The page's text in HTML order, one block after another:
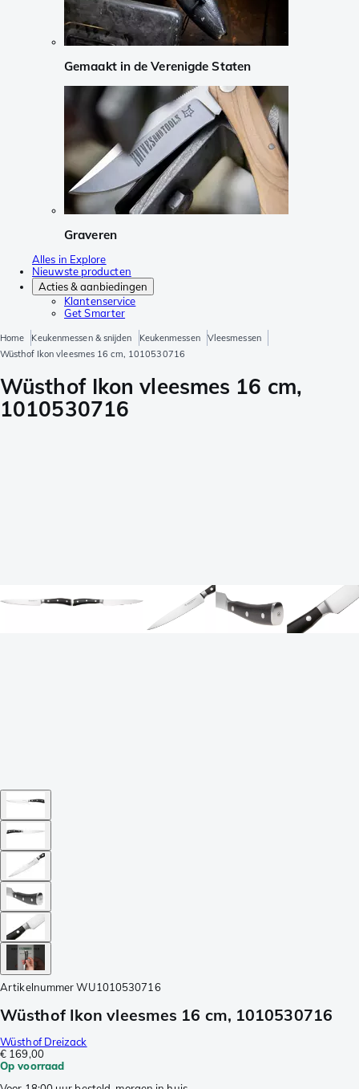
Gemaakt in de Verenigde Staten
Graveren
Alles in Explore
Nieuwste producten
Acties & aanbiedingen
Klantenservice
Get Smarter
Home Keukenmessen & snijden Keukenmessen
Vleesmessen
Wüsthof Ikon vleesmes 16 cm, 1010530716
Wüsthof Ikon vleesmes 16 cm,
1010530716
Artikelnummer WU1010530716
Wüsthof Ikon vleesmes 16 cm, 1010530716
Wüsthof Dreizack
€ 169,00
Op voorraad